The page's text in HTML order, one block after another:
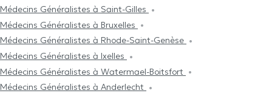
Médecins Généralistes à Saint-Gilles
Médecins Généralistes à Bruxelles
Médecins Généralistes à Rhode-Saint-Genèse
Médecins Généralistes à Ixelles
Médecins Généralistes à Watermael-Boitsfort
Médecins Généralistes à Anderlecht